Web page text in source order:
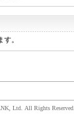
。
Ltd. All Rights Reserved.